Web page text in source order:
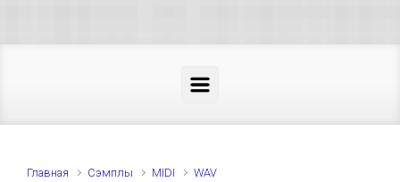
Главная Cэмплы MIDI
WAV